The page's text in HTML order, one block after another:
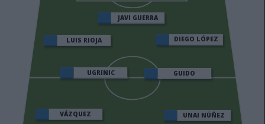
UNAI NÚÑEZ
VÁZQUEZ
GUIDO
UGRINIC
LUIS RIOJA DIEGO LÓPEZ
JAVI GUERRA